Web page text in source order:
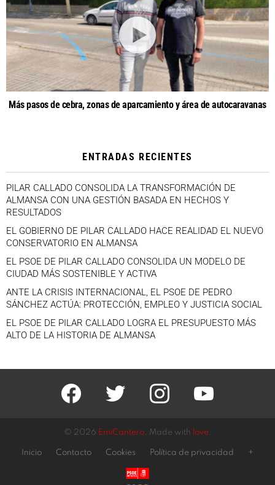
Más pasos de cebra, zonas de aparcamiento y área de autocaravanas
ENTRADAS RECIENTES
PILAR CALLADO CONSOLIDA LA TRANSFORMACIÓN DE
ALMANSA CON UNA GESTIÓN BASADA EN HECHOS Y
RESULTADOS
EL GOBIERNO DE PILAR CALLADO HACE REALIDAD EL NUEVO
CONSERVATORIO EN ALMANSA
EL PSOE DE PILAR CALLADO CONSOLIDA UN MODELO DE
CIUDAD MÁS SOSTENIBLE Y ACTIVA
ANTE LA CRISIS INTERNACIONAL, EL PSOE DE PEDRO
SÁNCHEZ ACTÚA: PROTECCIÓN, EMPLEO Y JUSTICIA SOCIAL
EL PSOE DE PILAR CALLADO LOGRA EL PRESUPUESTO MÁS
ALTO DE LA HISTORIA DE ALMANSA
facebook twitter instagram youtube
© 2026 EmiCantero. Made with love.
Inicio Contacto Cookies Política de privacidad +